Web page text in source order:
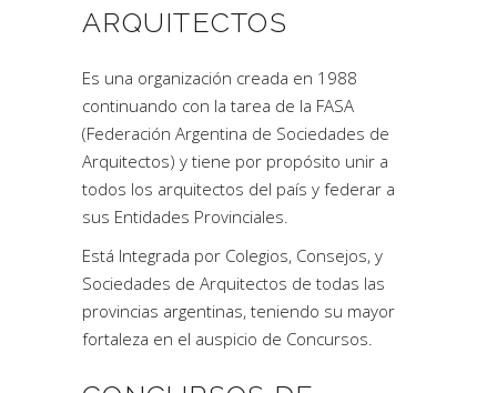
ARQUITECTOS
Es una organización creada en 1988
continuando con la tarea de la FASA
(Federación Argentina de Sociedades de
Arquitectos) y tiene por propósito unir a
todos los arquitectos del país y federar a
sus Entidades Provinciales.
Está Integrada por Colegios, Consejos, y
Sociedades de Arquitectos de todas las
provincias argentinas, teniendo su mayor
fortaleza en el auspicio de Concursos.